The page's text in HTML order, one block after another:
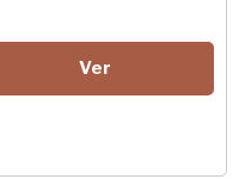
Ver